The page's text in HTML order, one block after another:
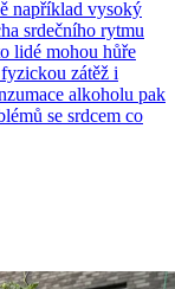
například vysoký
srdečního rytmu
lidé mohou hůře
zátěž i
alkoholu pak
se srdcem co